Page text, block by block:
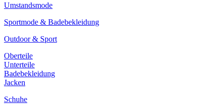
Umstandsmode
Sportmode & Badebekleidung
Outdoor & Sport
Oberteile
Unterteile
Badebekleidung
Jacken
Schuhe